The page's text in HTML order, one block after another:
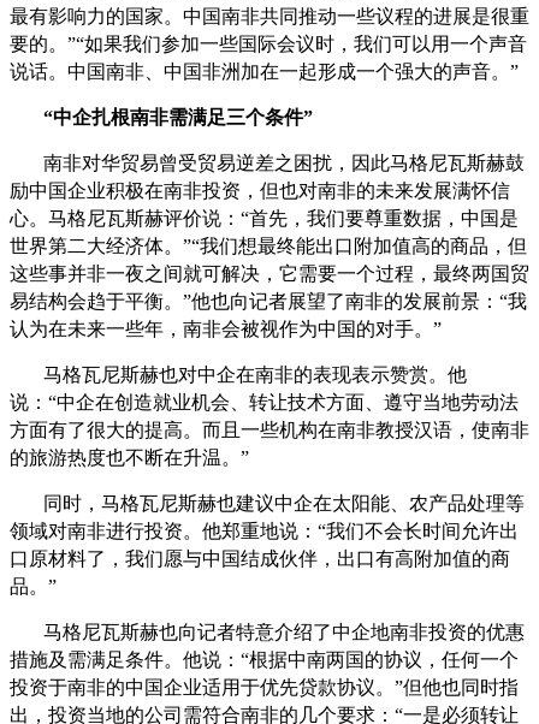
最有影响力的国家。中国南非共同推动一些议程的进展是很重
要的。”“如果我们参加一些国际会议时，我们可以用一个声音
说话。中国南非、中国非洲加在一起形成一个强大的声音。”
“中企扎根南非需满足三个条件”
南非对华贸易曾受贸易逆差之困扰，因此马格尼瓦斯赫鼓
励中国企业积极在南非投资，但也对南非的未来发展满怀信
心。马格尼瓦斯赫评价说：“首先，我们要尊重数据，中国是
世界第二大经济体。”“我们想最终能出口附加值高的商品，但
这些事并非一夜之间就可解决，它需要一个过程，最终两国贸
易结构会趋于平衡。”他也向记者展望了南非的发展前景：“我
认为在未来一些年，南非会被视作为中国的对手。”
马格瓦尼斯赫也对中企在南非的表现表示赞赏。他
说：“中企在创造就业机会、转让技术方面、遵守当地劳动法
方面有了很大的提高。而且一些机构在南非教授汉语，使南非
的旅游热度也不断在升温。”
同时，马格瓦尼斯赫也建议中企在太阳能、农产品处理等
领域对南非进行投资。他郑重地说：“我们不会长时间允许出
口原材料了，我们愿与中国结成伙伴，出口有高附加值的商
品。”
马格尼瓦斯赫也向记者特意介绍了中企地南非投资的优惠
措施及需满足条件。他说：“根据中南两国的协议，任何一个
投资于南非的中国企业适用于优先贷款协议。”但他也同时指
出，投资当地的公司需符合南非的几个要求：“一是必须转让